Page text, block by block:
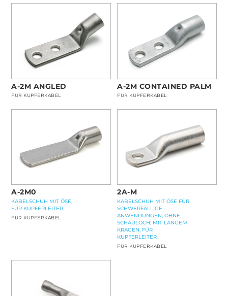
A-2M ANGLED
FÜR KUPFERKABEL
A-2M CONTAINED PALM
FÜR KUPFERKABEL
A-2M0
KABELSCHUH MIT ÖSE,
FÜR KUPFERLEITER
FÜR KUPFERKABEL
2A-M
KABELSCHUH MIT ÖSE FÜR
SCHWERFÄLLIGE
ANWENDUNGEN, OHNE
SCHAULOCH, MIT LANGEM
KRAGEN, FÜR
KUPFERLEITER
FÜR KUPFERKABEL